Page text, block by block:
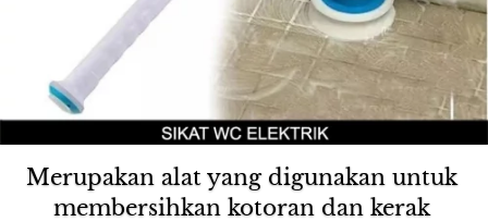
Merupakan alat yang digunakan untuk
membersihkan kotoran dan kerak